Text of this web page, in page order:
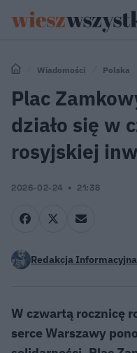
Wiadomości Polska
w czwartą rocznicę rosyjskiej
Plac
działo się w
rosyjskiej
2026-02-24 21:38
Redakcja
W czwartą rocznicę
serce Warszawy